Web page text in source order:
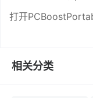
打开
相关分类